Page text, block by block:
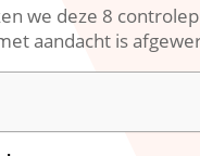
we deze 8
aandacht is